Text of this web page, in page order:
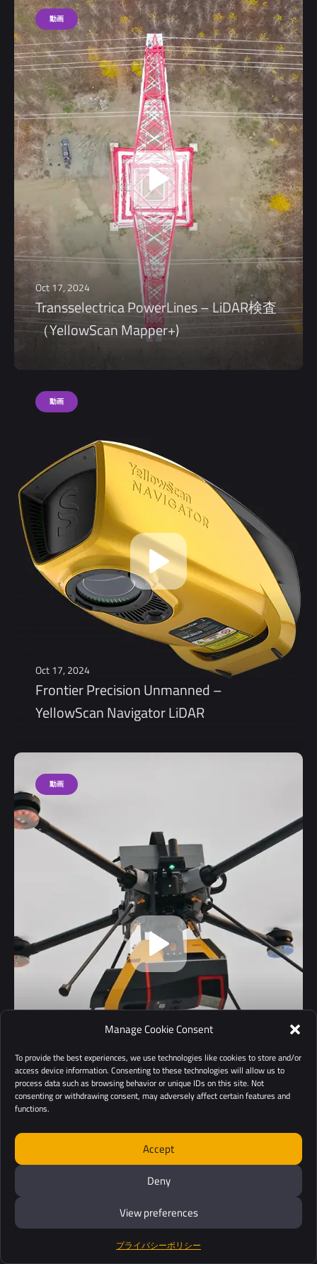
Manage Cookie Consent
To provide the best experiences, we use technologies like cookies to store and/or
access device information. Consenting to these technologies will allow us to
process data such as browsing behavior or unique IDs on this site. Not
consenting or withdrawing consent, may adversely affect certain features and
functions.
Accept
Deny
View preferences
プライバシーポリシー
Oct 17, 2024
Transselectrica PowerLines – LiDAR検査
（YellowScan Mapper+)
Oct 17, 2024
Frontier Precision Unmanned –
YellowScan Navigator LiDAR
Oct 17, 2024
TUNDRA 2 x イエロースキャンLiDARボ
イジャー